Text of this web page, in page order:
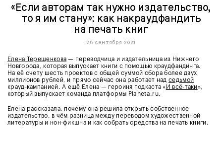
«Если авторам так нужно издательство,
то я им стану»: как накраудфандить
на печать книг
28 сентября 2021
Елена Терещенкова — переводчица и издательница из Нижнего
Новгорода, которая выпускает книги с помощью краудфандинга.
На её счету шесть проектов с общей суммой сбора более двух
миллионов рублей, и прямо сейчас она работает над седьмой
крауд-кампанией. А ещё Елена — героиня подкаста « И всё-таки»,
который выпускает команда платформы Planeta.ru.
Елена рассказала, почему она решила открыть собственное
издательство, в чём разница между переводом художественной
литературы и нон-фикшна и как собрать средства на печать книги.